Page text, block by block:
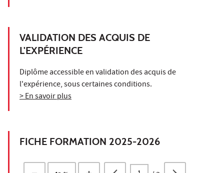
VALIDATION DES ACQUIS DE
L'EXPÉRIENCE
Diplôme accessible en validation des acquis de
l'expérience, sous certaines conditions.
> En savoir plus
FICHE FORMATION 2025-2026